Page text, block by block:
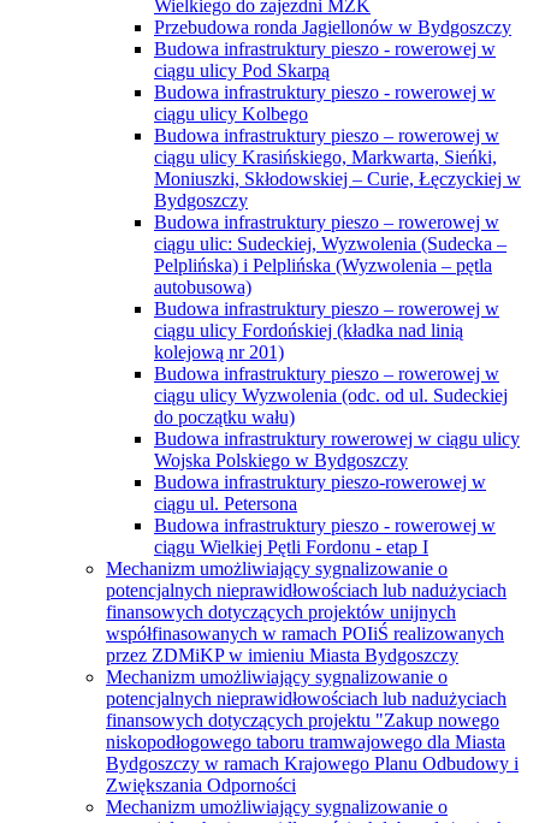
Wielkiego do zajezdni MZK
Przebudowa ronda Jagiellonów w Bydgoszczy
Budowa infrastruktury pieszo - rowerowej w
ciągu ulicy Pod Skarpą
Budowa infrastruktury pieszo - rowerowej w
ciągu ulicy Kolbego
Budowa infrastruktury pieszo – rowerowej w
ciągu ulicy Krasińskiego, Markwarta, Sieńki,
Moniuszki, Skłodowskiej – Curie, Łęczyckiej w
Bydgoszczy
Budowa infrastruktury pieszo – rowerowej w
ciągu ulic: Sudeckiej, Wyzwolenia (Sudecka –
Pelplińska) i Pelplińska (Wyzwolenia – pętla
autobusowa)
Budowa infrastruktury pieszo – rowerowej w
ciągu ulicy Fordońskiej (kładka nad linią
kolejową nr 201)
Budowa infrastruktury pieszo – rowerowej w
ciągu ulicy Wyzwolenia (odc. od ul. Sudeckiej
do początku wału)
Budowa infrastruktury rowerowej w ciągu ulicy
Wojska Polskiego w Bydgoszczy
Budowa infrastruktury pieszo-rowerowej w
ciągu ul. Petersona
Budowa infrastruktury pieszo - rowerowej w
ciągu Wielkiej Pętli Fordonu - etap I
Mechanizm umożliwiający sygnalizowanie o
potencjalnych nieprawidłowościach lub nadużyciach
finansowych dotyczących projektów unijnych
współfinasowanych w ramach POIiŚ realizowanych
przez ZDMiKP w imieniu Miasta Bydgoszczy
Mechanizm umożliwiający sygnalizowanie o
potencjalnych nieprawidłowościach lub nadużyciach
finansowych dotyczących projektu "Zakup nowego
niskopodłogowego taboru tramwajowego dla Miasta
Bydgoszczy w ramach Krajowego Planu Odbudowy i
Zwiększania Odporności
Mechanizm umożliwiający sygnalizowanie o